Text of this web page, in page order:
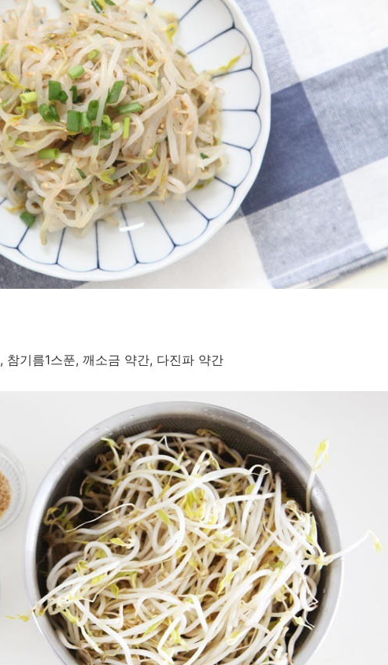
참기름1스푼, 깨소금 약간, 다진파 약간